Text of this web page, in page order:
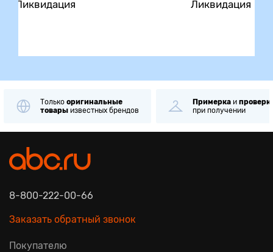
Только оригинальные
товары известных брендов
Примерка и
при получении
8-800-222-00-66
Заказать обратный звонок
Покупателю